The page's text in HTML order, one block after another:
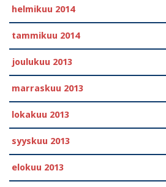
helmikuu 2014
tammikuu 2014
joulukuu 2013
marraskuu 2013
lokakuu 2013
syyskuu 2013
elokuu 2013